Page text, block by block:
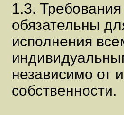
1.3.
обязательны
исполнения
независимо от
собственности.